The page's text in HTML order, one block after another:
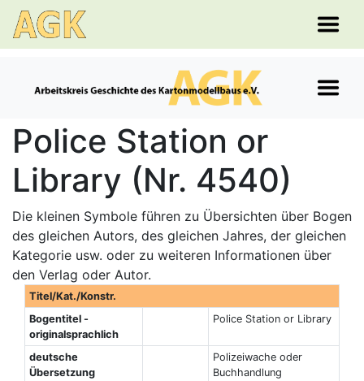
Police Station or
Library (Nr. 4540)
Die kleinen Symbole führen zu Übersichten über Bogen
des gleichen Autors, des gleichen Jahres, der gleichen
Kategorie usw. oder zu weiteren Informationen über
den Verlag oder Autor.
Titel/Kat./Konstr.
Bogentitel -
originalsprachlich
Police Station or Library
deutsche
Übersetzung
Polizeiwache oder
Buchhandlung